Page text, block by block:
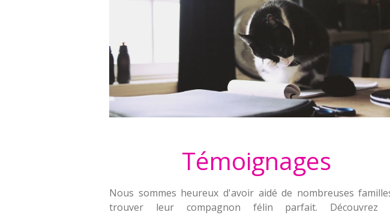
Témoignages
Nous sommes heureux d'avoir aidé de nombreuses
trouver leur compagnon félin parfait. Découvrez